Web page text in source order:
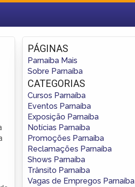
Fazer login
Criar conta
PÁGINAS
Parnaíba Mais
Sobre Parnaíba
CATEGORIAS
Cursos Parnaíba
Eventos Parnaíba
Exposição Parnaíba
Notícias Parnaíba
Promoções Parnaíba
Reclamações Parnaíba
Shows Parnaíba
Trânsito Parnaíba
Vagas de Empregos Parnaíba